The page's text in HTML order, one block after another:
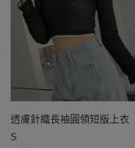
透膚針織長袖圓領短版上衣
S